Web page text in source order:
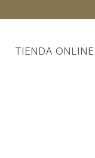
TIENDA ONLINE